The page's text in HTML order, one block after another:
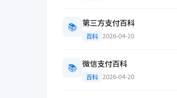
📚 第三方支付百科
百科 2026-04-20
📚 微信支付百科
百科 2026-04-20